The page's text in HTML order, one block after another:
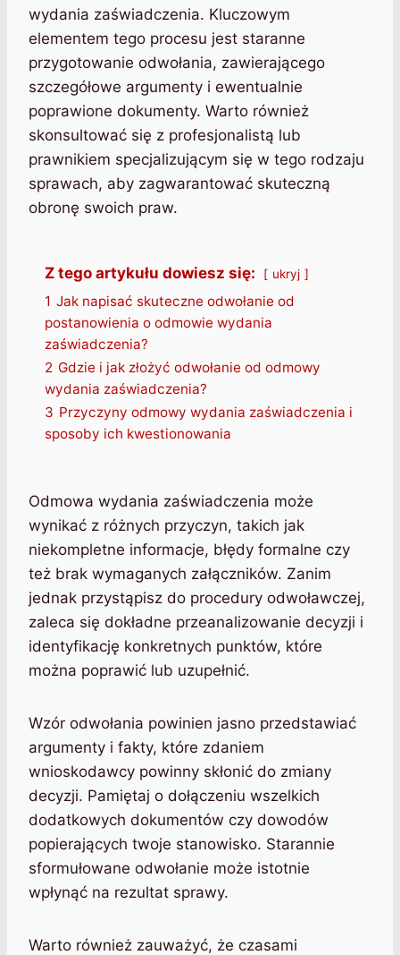
wydania zaświadczenia. Kluczowym
elementem tego procesu jest staranne
przygotowanie odwołania, zawierającego
szczegółowe argumenty i ewentualnie
poprawione dokumenty. Warto również
skonsultować się z profesjonalistą lub
prawnikiem specjalizującym się w tego rodzaju
sprawach, aby zagwarantować skuteczną
obronę swoich praw.
Z tego artykułu dowiesz się: ukryj
1 Jak napisać skuteczne odwołanie od
postanowienia o odmowie wydania
zaświadczenia?
2 Gdzie i jak złożyć odwołanie od odmowy
wydania zaświadczenia?
3 Przyczyny odmowy wydania zaświadczenia i
sposoby ich kwestionowania
Odmowa wydania zaświadczenia może
wynikać z różnych przyczyn, takich jak
niekompletne informacje, błędy formalne czy
też brak wymaganych załączników. Zanim
jednak przystąpisz do procedury odwoławczej,
zaleca się dokładne przeanalizowanie decyzji i
identyfikację konkretnych punktów, które
można poprawić lub uzupełnić.
Wzór odwołania powinien jasno przedstawiać
argumenty i fakty, które zdaniem
wnioskodawcy powinny skłonić do zmiany
decyzji. Pamiętaj o dołączeniu wszelkich
dodatkowych dokumentów czy dowodów
popierających twoje stanowisko. Starannie
sformułowane odwołanie może istotnie
wpłynąć na rezultat sprawy.
Warto również zauważyć, że czasami